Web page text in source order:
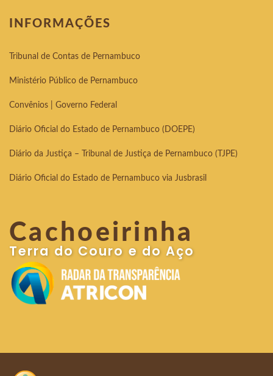
INFORMAÇÕES
Tribunal de Contas de Pernambuco
Ministério Público de Pernambuco
Convênios | Governo Federal
Diário Oficial do Estado de Pernambuco (DOEPE)
Diário da Justiça – Tribunal de Justiça de Pernambuco (TJPE)
Diário Oficial do Estado de Pernambuco via Jusbrasil
Cachoeirinha
Terra do Couro e do Aço